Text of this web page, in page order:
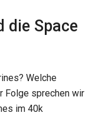
die Space
Welche
Folge sprechen wir
im 40k